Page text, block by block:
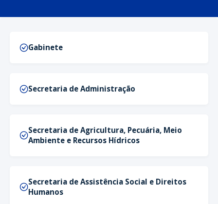
Gabinete
Secretaria de Administração
Secretaria de Agricultura, Pecuária, Meio
Ambiente e Recursos Hídricos
Secretaria de Assistência Social e Direitos
Humanos